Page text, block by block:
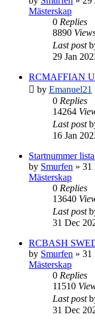
Mästerskap
0 Replies
8890
Last post
29 Jan
RCMAFFIAN
by Emanuel21
0 Replies
14264
Last post
16 Jan
Startnummer
by Smurfen » 31
Mästerskap
0 Replies
13640
Last post
31 Dec
RCBASH
by Smurfen » 31
Mästerskap
0 Replies
11510
Last post
31 Dec